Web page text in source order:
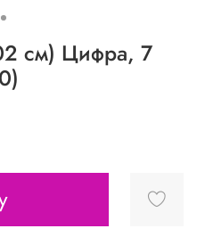
см) Цифра, 7